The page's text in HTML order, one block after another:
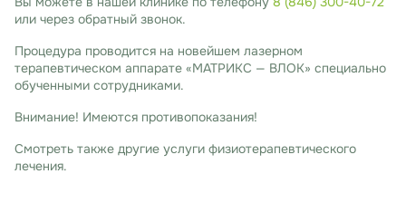
или через обратный звонок.
Процедура проводится на новейшем лазерном
терапевтическом аппарате «МАТРИКС — ВЛОК» специально
обученными сотрудниками.
Внимание! Имеются противопоказания!
Смотреть также другие услуги физиотерапевтического
лечения.